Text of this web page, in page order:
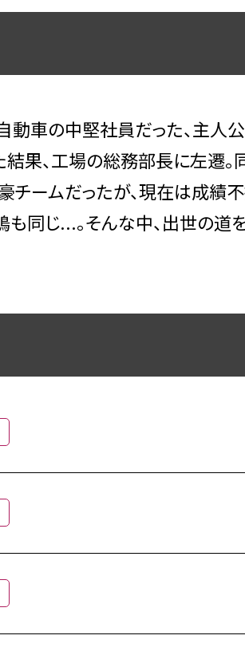
動車の中堅社員だった、主人
果、工場の総務部長に左遷。
ームだったが、現在は成績
も同じ...。そんな中、出世の